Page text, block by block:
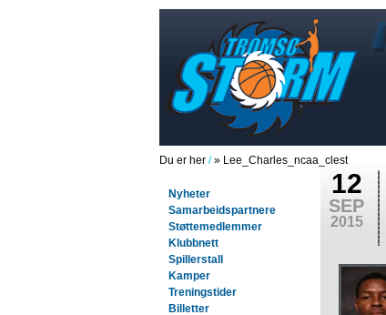
Du er her /» Lee_Charles_ncaa_clest
Nyheter
Samarbeidspartnere
Støttemedlemmer
Klubbnett
Spillerstall
Kamper
Treningstider
Billetter
12
SEP
2015